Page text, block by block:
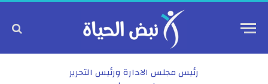
رئيس مجلس الادارة ورئيس التحرير